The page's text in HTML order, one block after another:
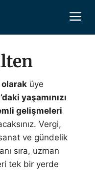
üye
yaşamınızı
gelişmeleri
Vergi,
ve gündelik
sıra, uzman
tek bir yerde